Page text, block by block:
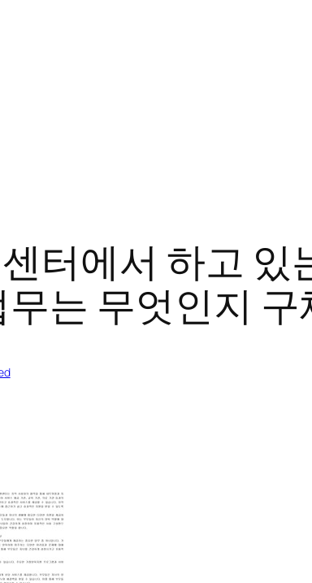
터에서 하고 있
는 무엇인지